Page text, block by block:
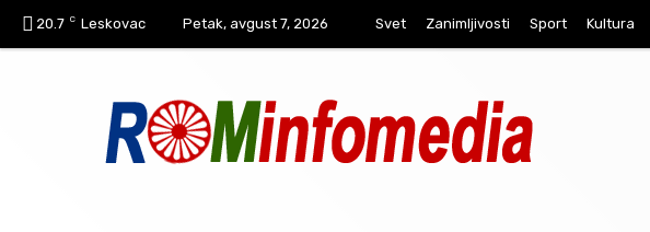
20.7 C Leskovac Petak, avgust 7, 2026 Svet Zanimljivosti Sport Kultura